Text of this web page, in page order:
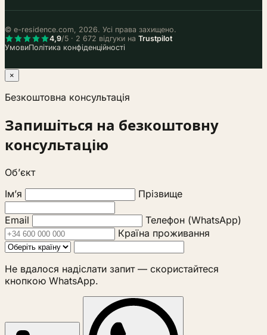
© e-residence.com, 2026. Усі права захищено.
4,9/5 · 2 672 відгуки на Trustpilot
УмовиПолітика конфіденційності
×
Безкоштовна консультація
Запишіться на безкоштовну
консультацію
Обʼєкт
Імʼя
Прізвище
Email
Телефон (WhatsApp)
Країна проживання
Не вдалося надіслати запит — скористайтеся
кнопкою WhatsApp.